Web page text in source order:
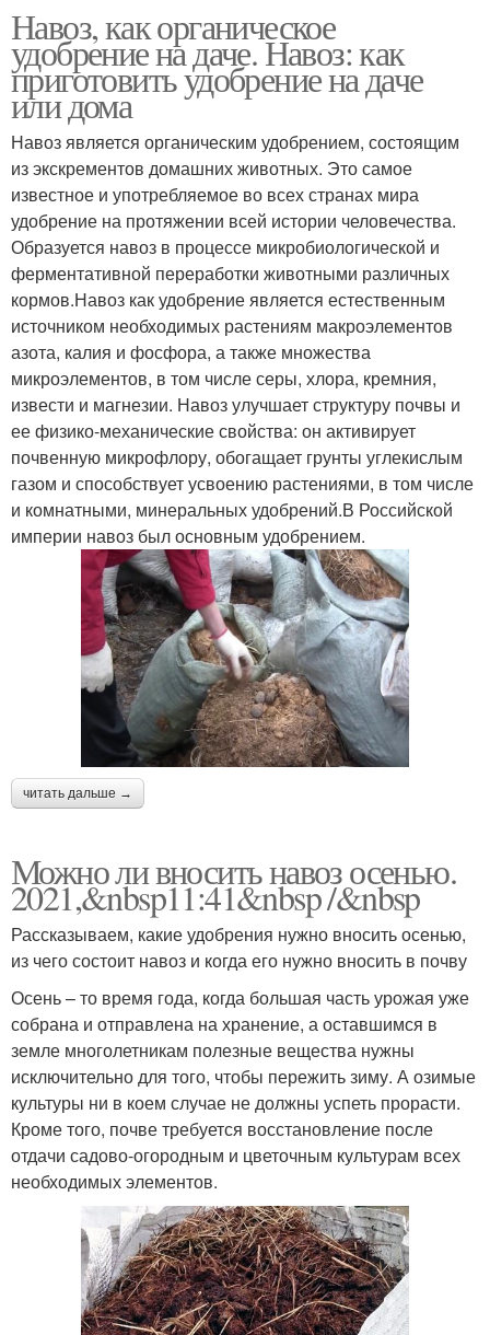
Навоз, как органическое
удобрение на даче. Навоз: как
приготовить удобрение на даче
или дома
Навоз является органическим удобрением, состоящим
из экскрементов домашних животных. Это самое
известное и употребляемое во всех странах мира
удобрение на протяжении всей истории человечества.
Образуется навоз в процессе микробиологической и
ферментативной переработки животными различных
кормов.Навоз как удобрение является естественным
источником необходимых растениям макроэлементов
азота, калия и фосфора, а также множества
микроэлементов, в том числе серы, хлора, кремния,
извести и магнезии. Навоз улучшает структуру почвы и
ее физико-механические свойства: он активирует
почвенную микрофлору, обогащает грунты углекислым
газом и способствует усвоению растениями, в том числе
и комнатными, минеральных удобрений.В Российской
империи навоз был основным удобрением.
читать дальше →
Можно ли вносить навоз осенью.
2021,&nbsp11:41&nbsp /&nbsp
Рассказываем, какие удобрения нужно вносить осенью,
из чего состоит навоз и когда его нужно вносить в почву
Осень – то время года, когда большая часть урожая уже
собрана и отправлена на хранение, а оставшимся в
земле многолетникам полезные вещества нужны
исключительно для того, чтобы пережить зиму. А озимые
культуры ни в коем случае не должны успеть прорасти.
Кроме того, почве требуется восстановление после
отдачи садово-огородным и цветочным культурам всех
необходимых элементов.